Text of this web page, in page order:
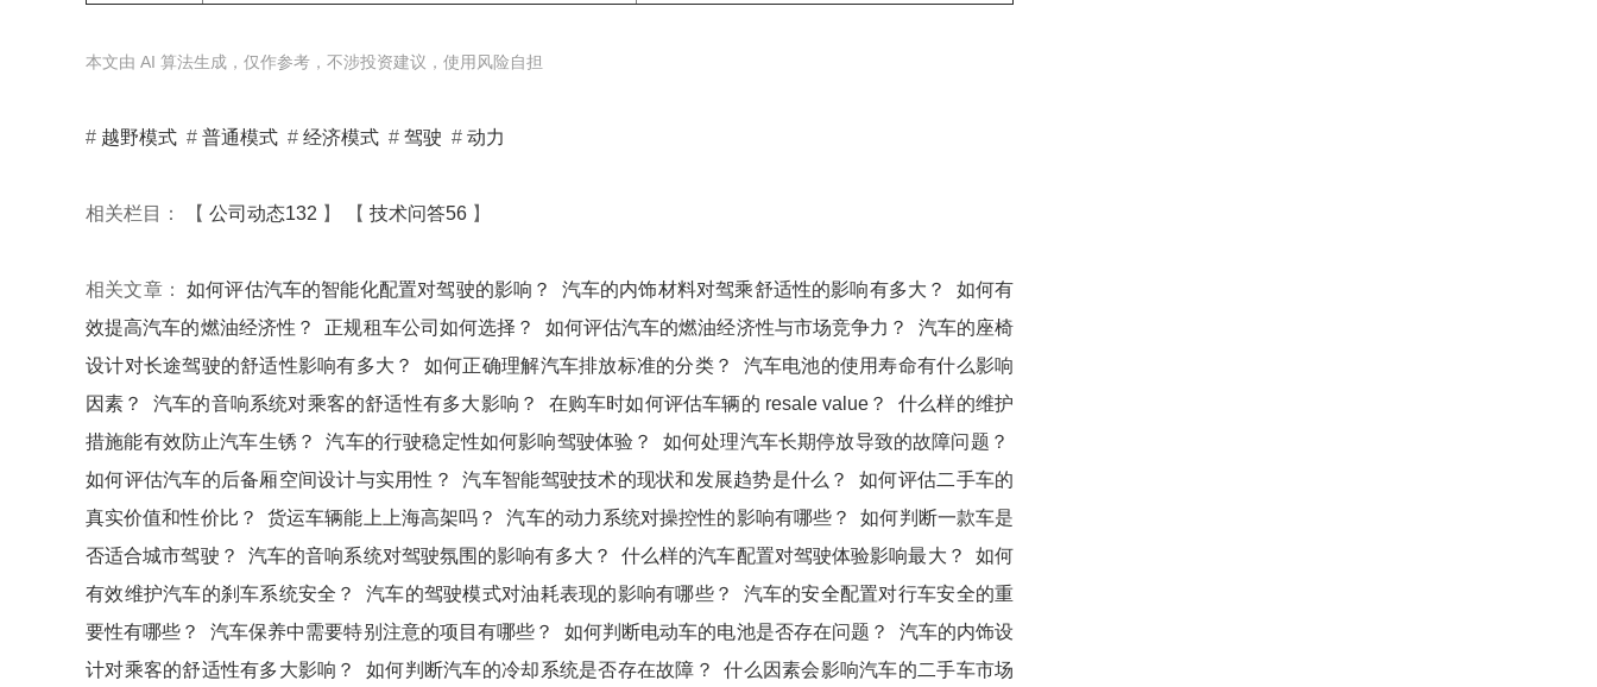
本文由 AI 算法生成，仅作参考，不涉投资建议，使用风险自担
# 越野模式 # 普通模式 # 经济模式 # 驾驶 # 动力
相关栏目： 【 公司动态132 】 【 技术问答56 】
相关文章：如何评估汽车的智能化配置对驾驶的影响？ 汽车的内饰材料对驾乘舒适性的影响有多大？
如何有
效提高汽车的燃油经济性？
正规租车公司如何选择？ 如何评估汽车的燃油经济性与市场竞争力？
汽车的座椅
设计对长途驾驶的舒适性影响有多大？
如何正确理解汽车排放标准的分类？
汽车电池的使用寿命有什么影响
因素？
汽车的音响系统对乘客的舒适性有多大影响？ 在购车时如何评估车辆的 resale value？
什么样的维护
措施能有效防止汽车生锈？
汽车的行驶稳定性如何影响驾驶体验？
如何处理汽车长期停放导致的故障问题？
如何评估汽车的后备厢空间设计与实用性？
汽车智能驾驶技术的现状和发展趋势是什么？
如何评估二手车的
真实价值和性价比？
货运车辆能上上海高架吗？ 汽车的动力系统对操控性的影响有哪些？
如何判断一款车是
否适合城市驾驶？
汽车的音响系统对驾驶氛围的影响有多大？ 什么样的汽车配置对驾驶体验影响最大？
如何
有效维护汽车的刹车系统安全？
汽车的驾驶模式对油耗表现的影响有哪些？
汽车的安全配置对行车安全的重
要性有哪些？
汽车保养中需要特别注意的项目有哪些？ 如何判断电动车的电池是否存在问题？
汽车的内饰设
计对乘客的舒适性有多大影响？
如何判断汽车的冷却系统是否存在故障？
什么因素会影响汽车的二手车市场